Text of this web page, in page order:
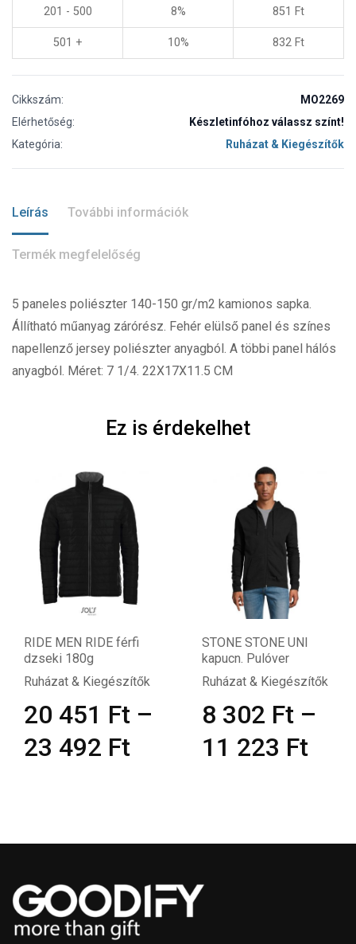
201 - 500 8% 851 Ft
501 + 10% 832 Ft
Cikkszám:
MO2269
Elérhetőség:
Készletinfóhoz válassz színt!
Kategória:
Ruházat & Kiegészítők
Leírás További információk
Termék megfelelőség
5 paneles poliészter 140-150 gr/m2 kamionos sapka.
Állítható műanyag zárórész. Fehér elülső panel és színes
napellenző jersey poliészter anyagból. A többi panel hálós
anyagból. Méret: 7 1/4. 22X17X11.5 CM
Ez is érdekelhet
RIDE MEN RIDE férfi
dzseki 180g
Ruházat & Kiegészítők
20 451 Ft –
23 492 Ft
STONE STONE UNI
kapucn. Pulóver
Ruházat & Kiegészítők
8 302 Ft –
11 223 Ft